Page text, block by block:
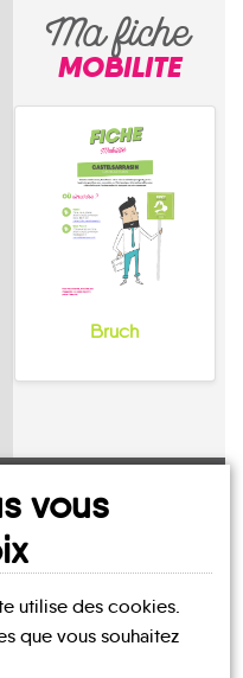
Ma fiche
MOBILITE
Bruch
?
vous
utilise des cookies.
que vous souhaitez